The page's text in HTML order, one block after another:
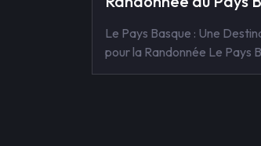
Le Pays Basque : Une
pour la Randonnée Le Pays